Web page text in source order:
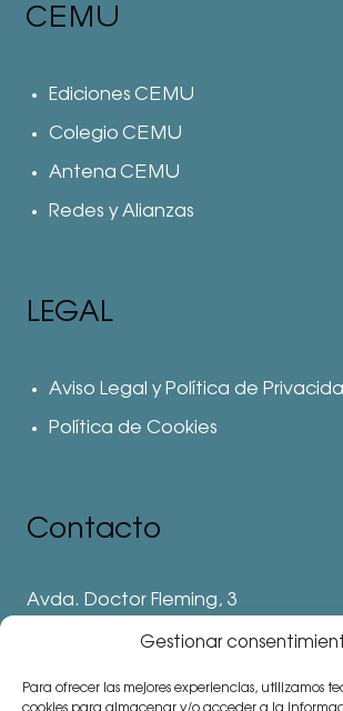
Gestionar
Para ofrecer las mejores experiencias, utilizamos
CEMU
Ediciones CEMU
Colegio CEMU
Antena CEMU
Redes y Alianzas
LEGAL
Aviso Legal y Política de
Política de Cookies
Contacto
Avda. Doctor Fleming, 3
⅛ 91 694 62 11